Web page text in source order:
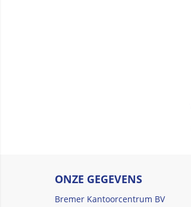
ONZE GEGEVENS
Bremer Kantoorcentrum BV